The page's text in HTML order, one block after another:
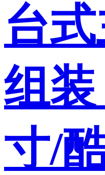
台
组装
寸/